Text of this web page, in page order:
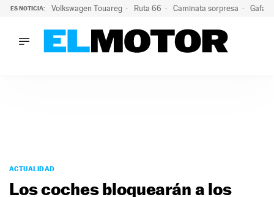
ES NOTICIA: Volkswagen Touareg Ruta 66 Caminata sorpresa Gafas
PODCAST
MOTOS
ACTUALIDAD
Los coches bloquearán a los